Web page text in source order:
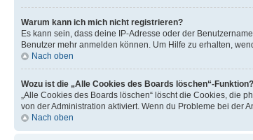
Warum kann ich mich nicht registrieren?
Es kann sein, dass deine IP-Adresse oder der
Benutzer mehr anmelden können. Um Hilfe zu erhalten,
Nach oben
Wozu ist die „Alle Cookies des Boards löschen“-Funktion?
„Alle Cookies des Boards löschen“ löscht die Cookies, die
von der Administration aktiviert. Wenn du Probleme bei der
Nach oben